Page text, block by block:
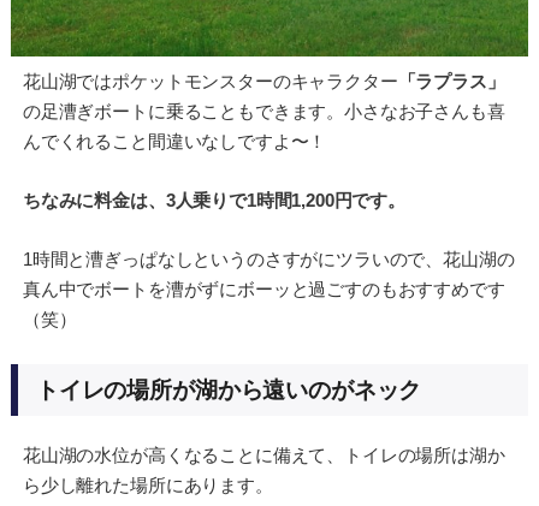
花山湖ではポケットモンスターのキャラクター 「ラプラス」
の足漕ぎボートに乗ることもできます。小さなお子さんも喜
んでくれること間違いなしですよ〜！
ちなみに料金は、3人乗りで1時間1,200円です。
1時間と漕ぎっぱなしというのさすがにツラいので、花山湖の
真ん中でボートを漕がずにボーッと過ごすのもおすすめです
（笑）
トイレの場所が湖から遠いのがネック
花山湖の水位が高くなることに備えて、トイレの場所は湖か
ら少し離れた場所にあります。